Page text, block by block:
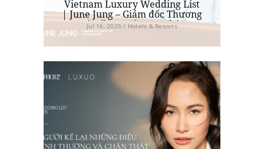
Vietnam Luxury Wedding List
| June Jung – Giám đốc Thương
mại Hilton Saigon: “Không
khuôn mẫu nào đủ sức giới hạn
cảm xúc của một lễ cưới”
Jul 16, 2025 / Hotels & Resorts